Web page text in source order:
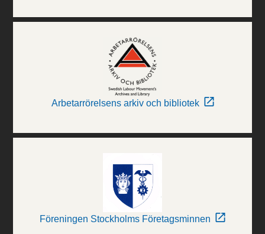
Arbetarrörelsens arkiv och bibliotek
Föreningen Stockholms Företagsminnen